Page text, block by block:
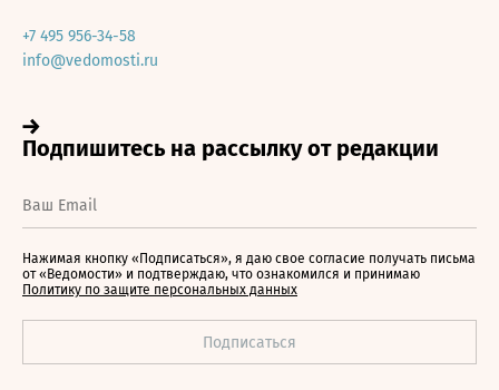
+7 495 956-34-58
info@vedomosti.ru
Нажимая кнопку «Подписаться», я даю свое согласие получать письма
от «Ведомости» и подтверждаю, что ознакомился и принимаю
Политику по защите персональных данных